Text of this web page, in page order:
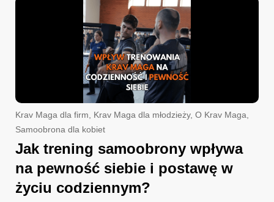
Krav Maga dla firm Krav Maga dla młodzieży, O Krav Maga
Samoobrona dla kobiet
Jak trening samoobrony wpływa
na pewność siebie i postawę w
życiu codziennym?